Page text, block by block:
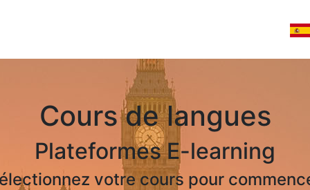
Cours de langues
Plateformes E-learning
votre cours pour